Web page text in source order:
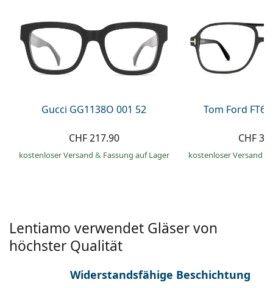
Persol
Prada
Alle Marken
Gucci GG1138O 001 52
CHF 217.90
kostenloser Versand & Fassung auf Lager
Tom Ford
CHF
kostenloser Versand
Lentiamo verwendet Gläser von
höchster Qualität
Widerstandsfähige Beschichtung